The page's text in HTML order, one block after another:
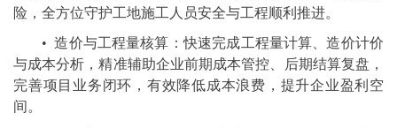
险，全方位守护工地施工人员安全与工程顺利推进。
• 造价与工程量核算：快速完成工程量计算、造价计价
与成本分析，精准辅助企业前期成本管控、后期结算复盘，
完善项目业务闭环，有效降低成本浪费，提升企业盈利空
间。